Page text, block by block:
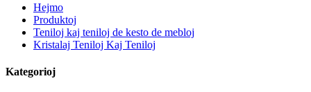
Hejmo
Produktoj
Teniloj kaj teniloj de kesto de mebloj
Kristalaj Teniloj Kaj Teniloj
Kategorioj